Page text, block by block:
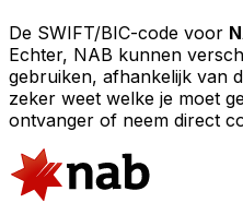
De SWIFT/BIC-code voor
Echter, NAB kunnen
gebruiken, afhankelijk van
zeker weet welke je moet
ontvanger of neem direct